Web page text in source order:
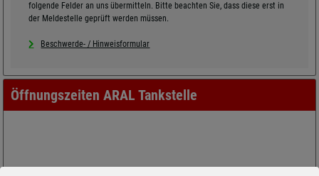
folgende Felder an uns übermitteln. Bitte beachten Sie, dass diese erst in
der Meldestelle geprüft werden müssen.
Beschwerde- / Hinweisformular
Öffnungszeiten ARAL Tankstelle